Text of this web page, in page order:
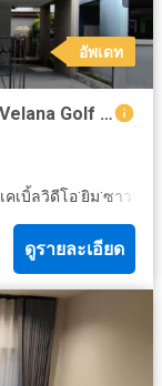
อัพเดท
บ้านเดี่ยวให้เช่า 4 ห้องนอน ในโครงการ Velana Golf House Banchang-Rayong
เคเบิ้ลวิดีโอ·ยิม·ซาวน่า
ดูรายละเอียด